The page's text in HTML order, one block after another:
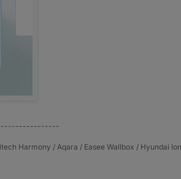
Harmony / Aqara / Easee Wallbox / Hyundai